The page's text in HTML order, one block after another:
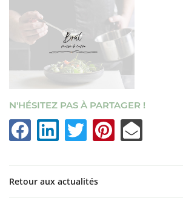
N'HÉSITEZ PAS À PARTAGER !
Retour aux actualités